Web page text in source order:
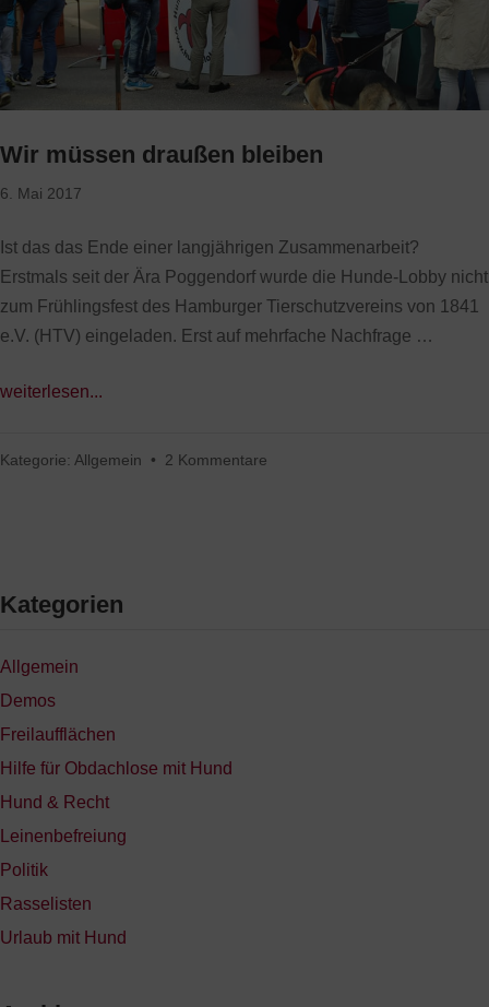
Wir müssen draußen bleiben
6. Mai 2017
Ist das das Ende einer langjährigen Zusammenarbeit?
Erstmals seit der Ära Poggendorf wurde die Hunde-Lobby nicht
zum Frühlingsfest des Hamburger Tierschutzvereins von 1841
e.V. (HTV) eingeladen. Erst auf mehrfache Nachfrage …
weiterlesen...
Kategorie: Allgemein • 2 Kommentare
Kategorien
Allgemein
Demos
Freilaufflächen
Hilfe für Obdachlose mit Hund
Hund & Recht
Leinenbefreiung
Politik
Rasselisten
Urlaub mit Hund